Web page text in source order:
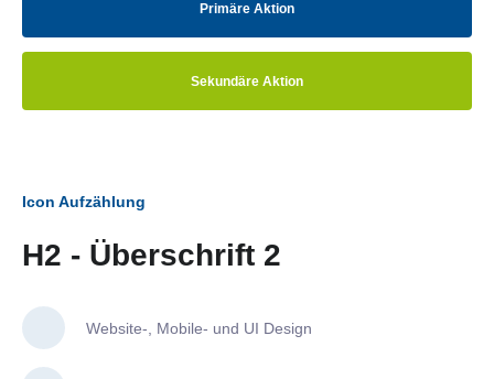
Primäre Aktion
Sekundäre Aktion
Icon Aufzählung
H2 - Überschrift 2
Website-, Mobile- und UI Design